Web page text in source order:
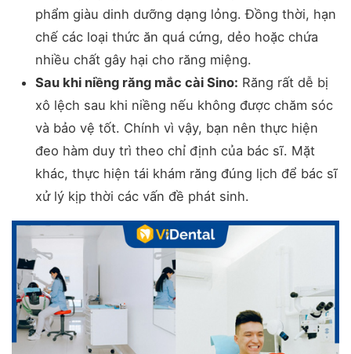
phẩm giàu dinh dưỡng dạng lỏng. Đồng thời, hạn
chế các loại thức ăn quá cứng, dẻo hoặc chứa
nhiều chất gây hại cho răng miệng.
Sau khi niềng răng mắc cài Sino: Răng rất dễ bị
xô lệch sau khi niềng nếu không được chăm sóc
và bảo vệ tốt. Chính vì vậy, bạn nên thực hiện
đeo hàm duy trì theo chỉ định của bác sĩ. Mặt
khác, thực hiện tái khám răng đúng lịch để bác sĩ
xử lý kịp thời các vấn đề phát sinh.